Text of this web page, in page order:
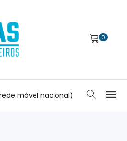
0
móvel nacional)